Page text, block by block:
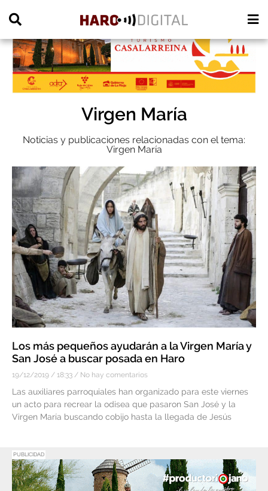
Virgen María
Noticias y publicaciones relacionadas con el tema:
Virgen María
Los más pequeños ayudarán a la Virgen María y
San José a buscar posada en Haro
19/12/2019 18:33 No hay comentarios
Las auxiliares parroquiales han organizado para este viernes
un acto para recrear la odisea que pasaron San José y la
Virgen María buscando cobijo hasta la llegada de Jesús
PUBLICIDAD